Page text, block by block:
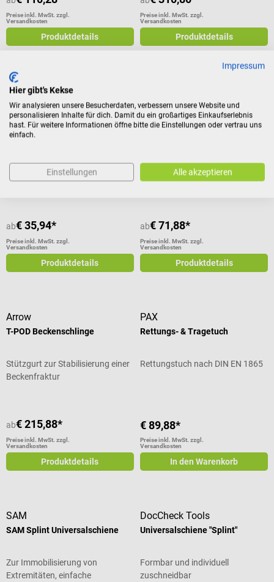
Preise inkl. MwSt. zzgl.
Versandkosten
Produktdetails
Preise inkl. MwSt. zzgl.
Versandkosten
Produktdetails
servoprax
Lifeguard Gurtsysteme
Für Spineboards &
Durchschnittliche Bewertung von 5 von 5 Sternen
ab€ 35,94*
Preise inkl. MwSt. zzgl.
Versandkosten
Produktdetails
Lifeguard Trans-Red Bergetuch
ab€ 71,88*
Preise inkl. MwSt. zzgl.
Versandkosten
Produktdetails
Arrow
T-POD Beckenschlinge
Stützgurt zur Stabilisierung einer
Beckenfraktur
ab€ 215,88*
Preise inkl. MwSt. zzgl.
Versandkosten
Produktdetails
PAX
Rettungs- & Tragetuch
Rettungstuch nach DIN EN 1865
€ 89,88*
Preise inkl. MwSt. zzgl.
Versandkosten
In den Warenkorb
SAM
SAM Splint Universalschiene
Zur Immobilisierung von
Extremitäten, einfache
DocCheck Tools
Universalschiene "Splint"
Formbar und individuell
zuschneidbar
Impressum
Hier gibt's Kekse
Wir analysieren unsere Besucherdaten, verbessern unsere Website und
personalisieren Inhalte für dich. Damit du ein großartiges Einkaufserlebnis
hast. Für weitere Informationen öffne bitte die Einstellungen oder vertrau uns
einfach.
Einstellungen Alle akzeptieren